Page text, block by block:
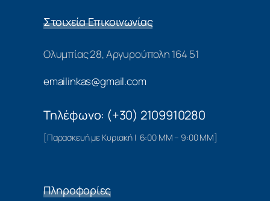
Στοιχεία Επικοινωνίας
Ολυμπίας 28, Αργυρούπολη 164 51
emailinkas@gmail.com
Τηλέφωνο: (+30) 2109910280
[Παρασκευή με Κυριακή | 6:00 ΜΜ – 9:00 ΜΜ]
Πληροφορίες